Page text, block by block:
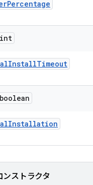
Percentage
InstallTimeout
Installation
ンストラクタ